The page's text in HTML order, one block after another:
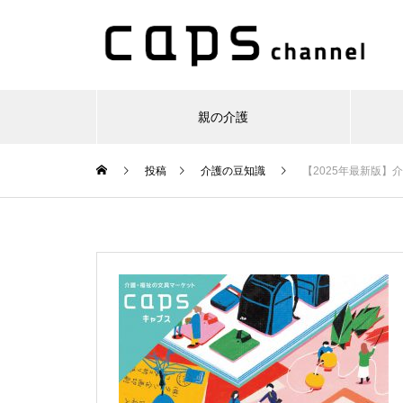
親の介護
投稿 介護の豆知識 【2025年最新版】